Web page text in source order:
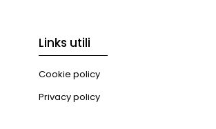
Links utili
Cookie policy
Privacy policy